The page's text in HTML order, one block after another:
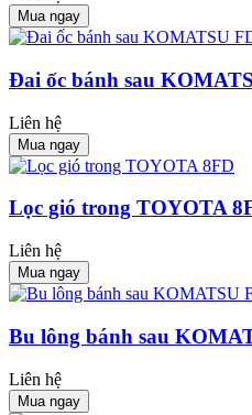
Mua ngay
Đai ốc bánh sau
Liên hệ
Mua ngay
Lọc gió trong TOYOTA
Liên hệ
Mua ngay
Bu lông bánh sau
Liên hệ
Mua ngay